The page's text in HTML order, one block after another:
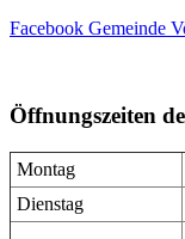
Facebook Gemeinde
Öffnungszeiten
Montag
Dienstag